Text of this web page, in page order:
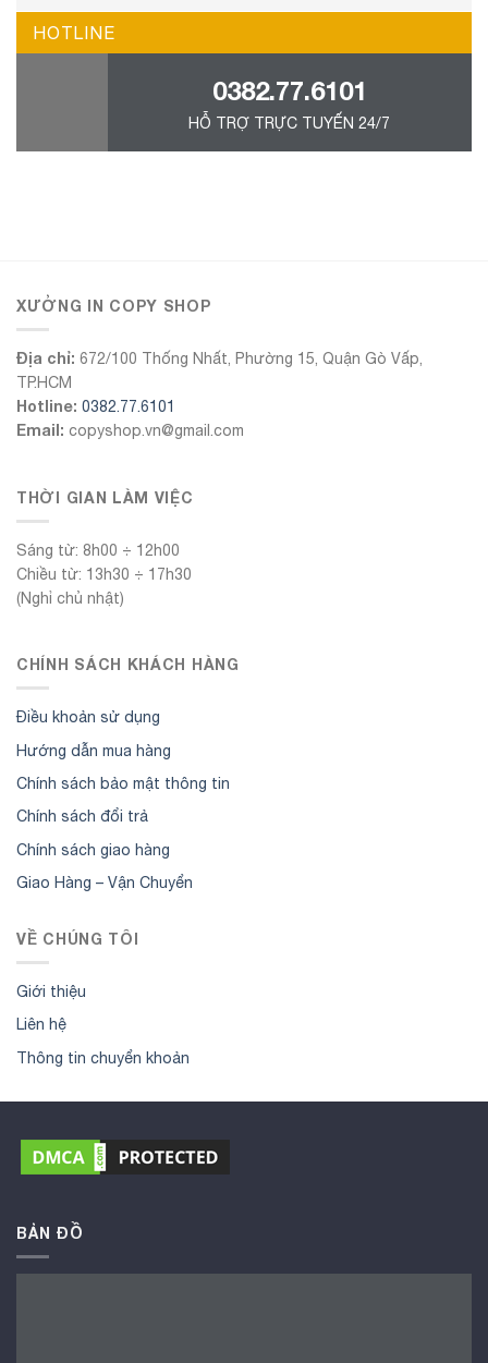
HOTLINE
0382.77.6101
HỖ TRỢ TRỰC TUYẾN 24/7
XƯỞNG IN COPY SHOP
Địa chỉ: 672/100 Thống Nhất, Phường 15, Quận Gò Vấp,
TP.HCM
Hotline: 0382.77.6101
Email: copyshop.vn@gmail.com
THỜI GIAN LÀM VIỆC
Sáng từ: 8h00 ÷ 12h00
Chiều từ: 13h30 ÷ 17h30
(Nghỉ chủ nhật)
CHÍNH SÁCH KHÁCH HÀNG
Điều khoản sử dụng
Hướng dẫn mua hàng
Chính sách bảo mật thông tin
Chính sách đổi trả
Chính sách giao hàng
Giao Hàng – Vận Chuyển
VỀ CHÚNG TÔI
Giới thiệu
Liên hệ
Thông tin chuyển khoản
BẢN ĐỒ